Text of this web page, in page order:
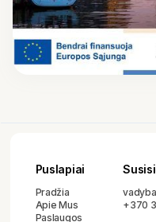
Puslapiai
Pradžia
Apie Mus
Paslaugos
+370